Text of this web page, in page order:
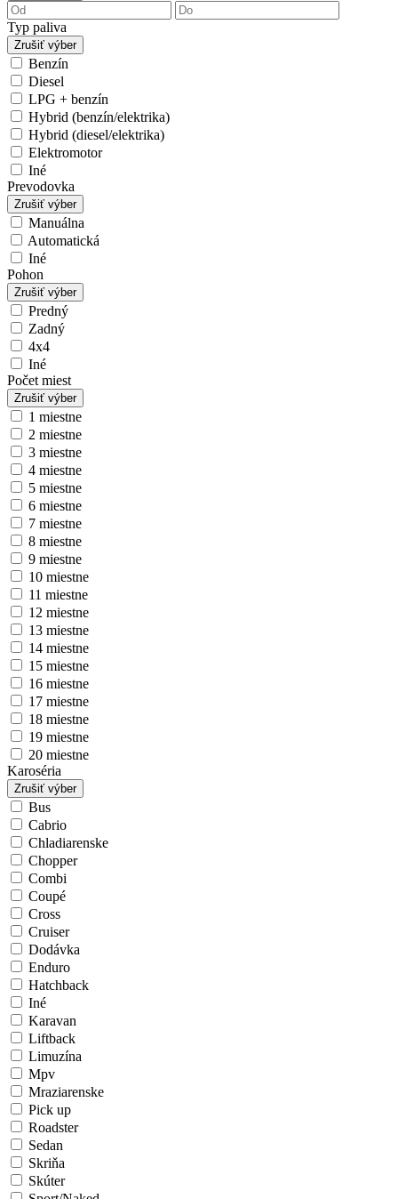
Typ paliva
Zrušiť výber
Benzín
Diesel
LPG + benzín
Hybrid (benzín/elektrika)
Hybrid (diesel/elektrika)
Elektromotor
Iné
Prevodovka
Zrušiť výber
Manuálna
Automatická
Iné
Pohon
Zrušiť výber
Predný
Zadný
4x4
Iné
Počet miest
Zrušiť výber
1 miestne
2 miestne
3 miestne
4 miestne
5 miestne
6 miestne
7 miestne
8 miestne
9 miestne
10 miestne
11 miestne
12 miestne
13 miestne
14 miestne
15 miestne
16 miestne
17 miestne
18 miestne
19 miestne
20 miestne
Karoséria
Zrušiť výber
Bus
Cabrio
Chladiarenske
Chopper
Combi
Coupé
Cross
Cruiser
Dodávka
Enduro
Hatchback
Iné
Karavan
Liftback
Limuzína
Mpv
Mraziarenske
Pick up
Roadster
Sedan
Skriňa
Skúter